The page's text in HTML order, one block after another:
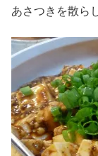
あさつきを散ら